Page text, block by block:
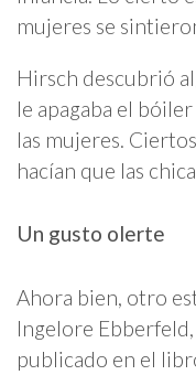
mujeres se
Hirsch descubrió
le apagaba el
las mujeres.
hacían que las
Un gusto olerte
Ahora bien, otro
Ingelore
publicado en el